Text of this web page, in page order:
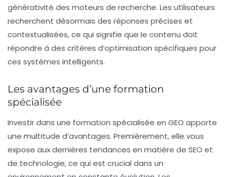
générativité des moteurs de recherche. Les utilisateurs
recherchent désormais des réponses précises et
contextualisées, ce qui signifie que le contenu doit
répondre à des critères d’optimisation spécifiques pour
ces systèmes intelligents.
Les avantages d’une formation
spécialisée
Investir dans une formation spécialisée en GEO apporte
une multitude d’avantages. Premièrement, elle vous
expose aux dernières tendances en matière de SEO et
de technologie, ce qui est crucial dans un